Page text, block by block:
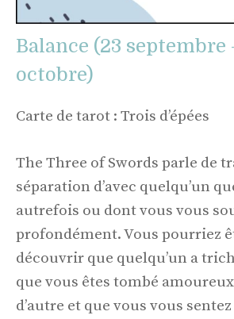
Balance (23 septembre
octobre)
Carte de tarot : Trois d’épées
The Three of Swords parle de
séparation d’avec quelqu’un
autrefois ou dont vous vous
profondément. Vous pourriez
découvrir que quelqu’un a
que vous êtes tombé
d’autre et que vous vous